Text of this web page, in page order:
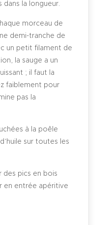
dans la longueur.
morceau de
demi-tranche de
un petit filament de
la sauge a un
; il faut la
faiblement pour
pas la
à la poêle
sur toutes les
des pics en bois
en entrée apéritive